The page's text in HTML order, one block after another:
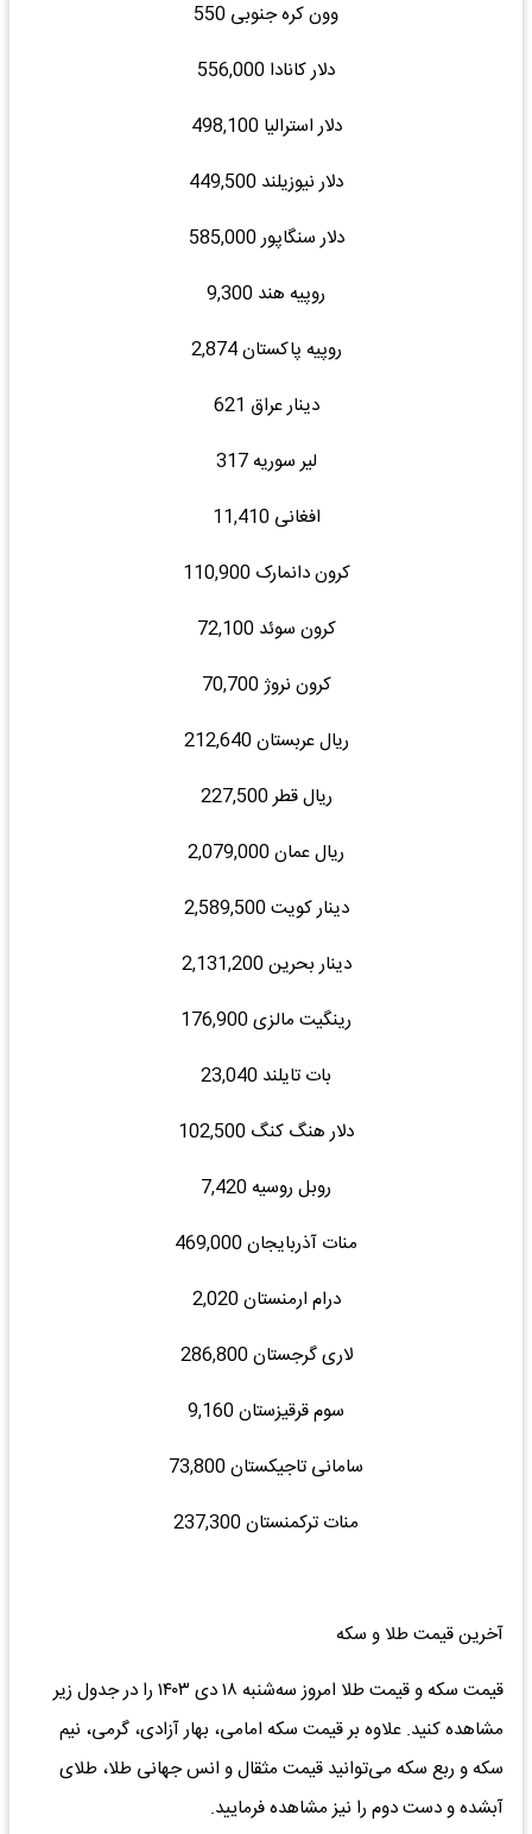
وون کره جنوبی 550
دلار کانادا 556,000
دلار استرالیا 498,100
دلار نیوزیلند 449,500
دلار سنگاپور 585,000
روپیه هند 9,300
روپیه پاکستان 2,874
دینار عراق 621
لیر سوریه 317
افغانی 11,410
کرون دانمارک 110,900
کرون سوئد 72,100
کرون نروژ 70,700
ریال عربستان 212,640
ریال قطر 227,500
ریال عمان 2,079,000
دینار کویت 2,589,500
دینار بحرین 2,131,200
رینگیت مالزی 176,900
بات تایلند 23,040
دلار هنگ کنگ 102,500
روبل روسیه 7,420
منات آذربایجان 469,000
درام ارمنستان 2,020
لاری گرجستان 286,800
سوم قرقیزستان 9,160
سامانی تاجیکستان 73,800
منات ترکمنستان 237,300
آخرین قیمت طلا و سکه
قیمت سکه و قیمت طلا امروز سه‌شنبه ۱۸ دی ۱۴۰۳ را در جدول زیر
مشاهده کنید. علاوه بر قیمت سکه امامی، بهار آزادی، گرمی، نیم
سکه و ربع سکه می‌توانید قیمت مثقال و انس جهانی طلا، طلای
آبشده و دست دوم را نیز مشاهده فرمایید.